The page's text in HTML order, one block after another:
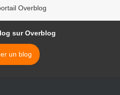
Overblog
sur Overblog
un blog